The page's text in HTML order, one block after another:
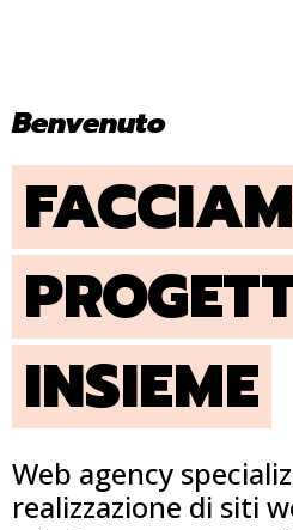
Benvenuto
INSIEME
Web agency
realizzazione di siti